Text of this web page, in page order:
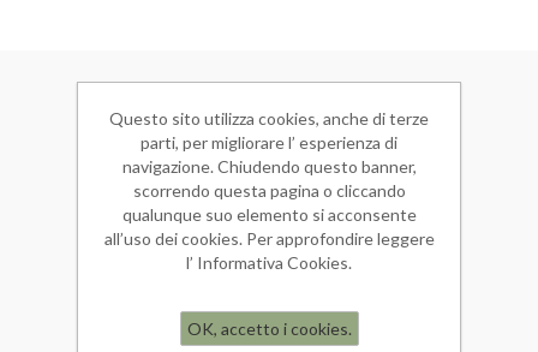
Mappa del sito
Condizioni di Vendita
Spedizioni
Privacy
Informativa Cookies
Note Legali
Cerca
Questo sito utilizza cookies, anche di terze
parti, per migliorare l’ esperienza di
navigazione. Chiudendo questo banner,
scorrendo questa pagina o cliccando
qualunque suo elemento si acconsente
all’uso dei cookies. Per approfondire leggere
l’ Informativa Cookies.
OK, accetto i cookies.